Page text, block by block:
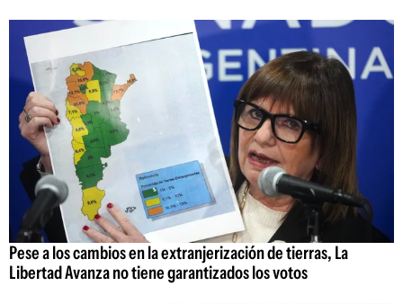
Pese a los cambios en la extranjerización de tierras, La
Libertad Avanza no tiene garantizados los votos